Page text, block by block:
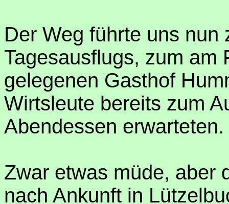
Der Weg führte uns
Tagesausflugs, zum am
gelegenen Gasthof
Wirtsleute bereits zum
Abendessen erwarteten.
Zwar etwas müde, aber
nach Ankunft in